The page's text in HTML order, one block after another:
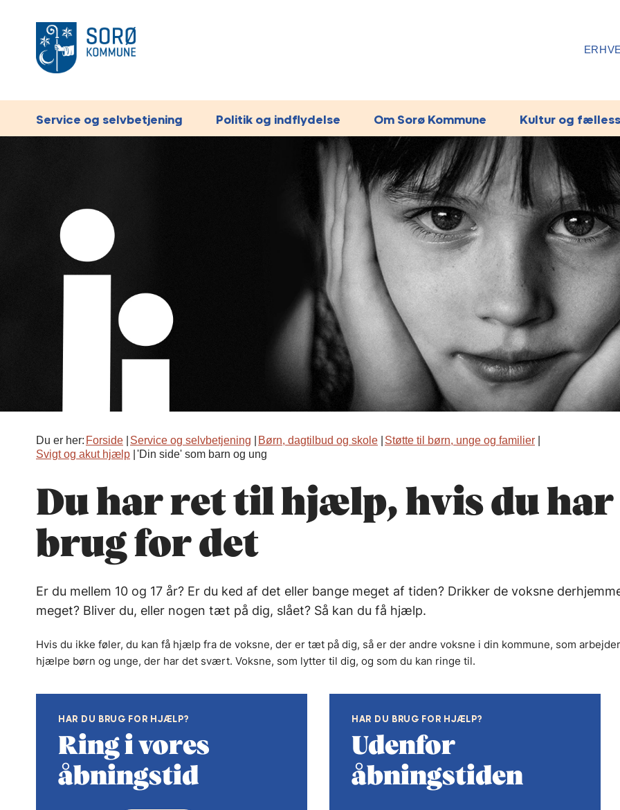
Service og selvbetjening Politik og indflydelse Om Sorø Kommune Kultur og
Du er her: Forside Service og selvbetjening Børn, dagtilbud og skole
Støtte til børn, unge og familier
Svigt og akut hjælp 'Din side' som barn og ung
Du har ret til hjælp, hvis du har
brug for det
Er du mellem 10 og 17 år? Er du ked af det eller bange meget af tiden? Drikker de voksne
meget? Bliver du, eller nogen tæt på dig, slået? Så kan du få hjælp.
Hvis du ikke føler, du kan få hjælp fra de voksne, der er tæt på dig, så er der andre voksne i din kommune, som
hjælpe børn og unge, der har det svært. Voksne, som lytter til dig, og som du kan ringe til.
HAR DU BRUG FOR HJÆLP?
Ring i vores
åbningstid
HAR DU BRUG FOR HJÆLP?
Udenfor
åbningstiden